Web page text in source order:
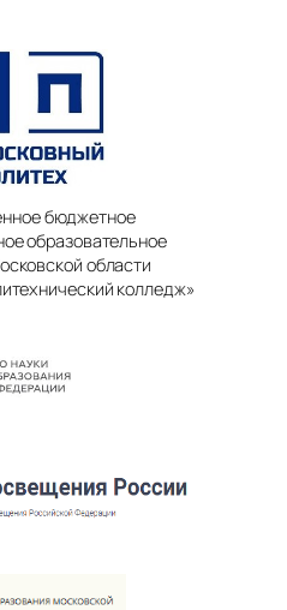
бюджетное
образовательное
области
колледж»